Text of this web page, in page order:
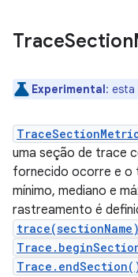
TraceSection
Experimental: esta
uma seção de trace
fornecido ocorre e o
mínimo, mediano e
rastreamento é
trace(sectionName)